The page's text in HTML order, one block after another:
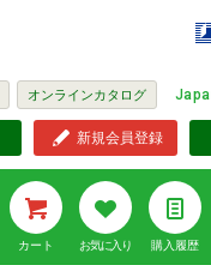
オンラインカタログ
新規会員登録
カート お気に入り 購入履歴